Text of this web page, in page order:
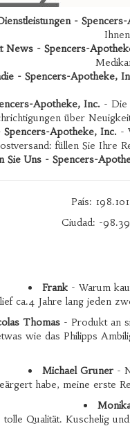
-
News - Spencers-
- Spencers-Apotheke,
Apotheke, Inc. - Die
über
Apotheke, Inc. -
füllen Sie Ihre
Sie Uns - Spencers-
País:
Ciudad: -
Frank - Warum
ca.4 Jahre lang jeden
Thomas- Produkt an
wie das Philipps
Michael Gruner -
habe, meine erste
Qualität. Kuschelig